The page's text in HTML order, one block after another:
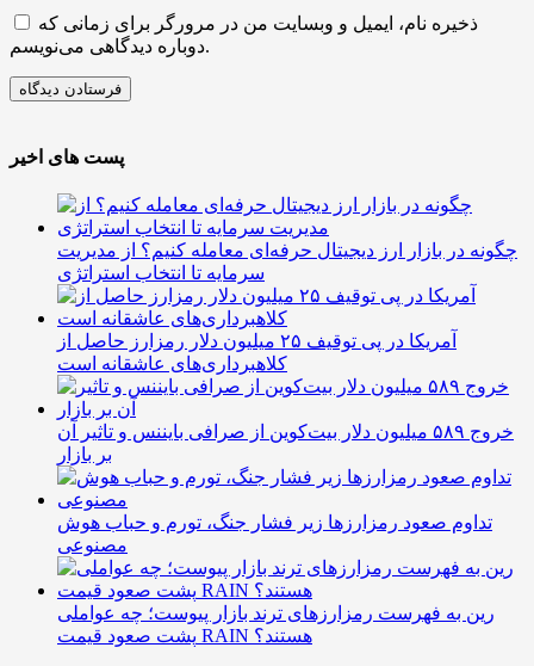
ذخیره نام، ایمیل و وبسایت من در مرورگر برای زمانی که
دوباره دیدگاهی می‌نویسم.
پست های اخیر
چگونه در بازار ارز دیجیتال حرفه‌ای معامله کنیم؟ از مدیریت
سرمایه تا انتخاب استراتژی
آمریکا در پی توقیف ۲۵ میلیون دلار رمزارز حاصل از
کلاهبرداری‌های عاشقانه است
خروج ۵۸۹ میلیون دلار بیت‌کوین از صرافی بایننس و تاثیر آن
بر بازار
تداوم صعود رمزارزها زیر فشار جنگ، تورم و حباب هوش
مصنوعی
رین به فهرست رمزارزهای ترند بازار پیوست؛ چه عواملی
پشت صعود قیمت RAIN هستند؟